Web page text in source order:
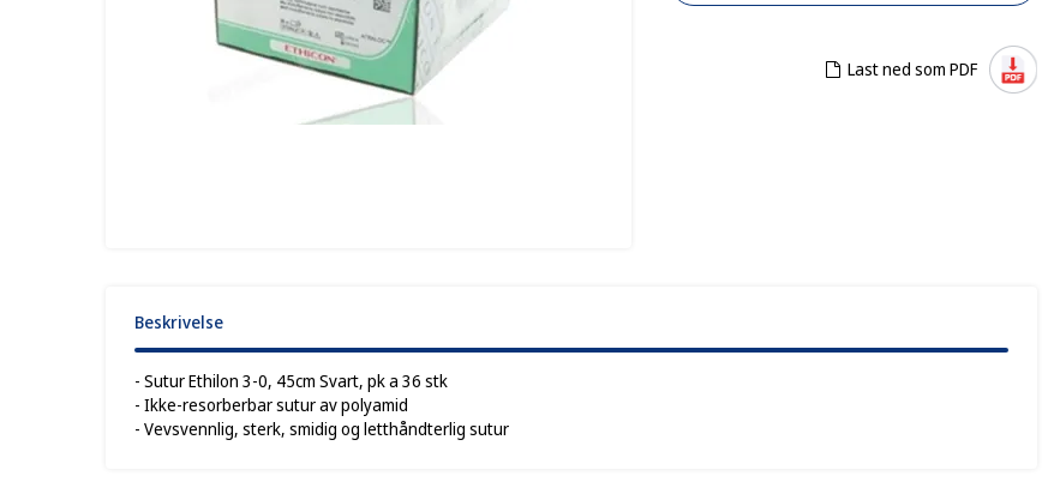
Last ned som PDF
Beskrivelse
- Sutur Ethilon 3-0, 45cm Svart, pk a 36 stk
- Ikke-resorberbar sutur av polyamid
- Vevsvennlig, sterk, smidig og letthåndterlig sutur